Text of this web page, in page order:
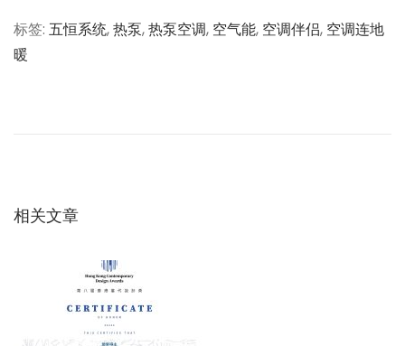
标签: 五恒系统,热泵,热泵空调, 空气能, 空调伴侣, 空调连地
暖
航
：
：
相关文章